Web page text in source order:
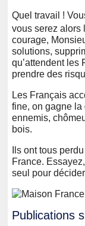
Quel travail !
vous serez alors
courage,
solutions,
qu’attendent les
prendre des
Les Français
fine, on gagne la
ennemis,
bois.
Ils ont tous
France.
seul pour
Publications